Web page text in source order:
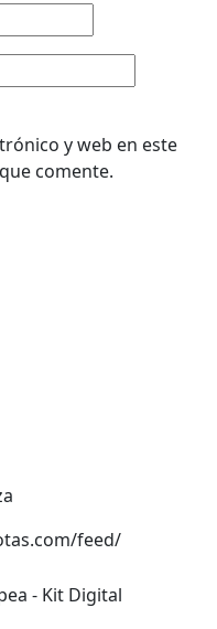
y web en este
comente.
feed/